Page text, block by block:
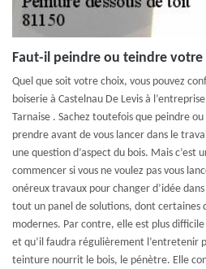
Faut-il peindre ou teindre votre
Quel que soit votre choix, vous pouvez
boiserie à Castelnau De Levis à
Tarnaise . Sachez toutefois que peindre
prendre avant de vous lancer dans le
une question d’aspect du bois. Mais c’est
commencer si vous ne voulez pas vous
onéreux travaux pour changer d’idée
tout un panel de solutions, dont certaines
modernes. Par contre, elle est plus
et qu’il faudra régulièrement l’entretenir
teinture nourrit le bois, le pénètre. Elle